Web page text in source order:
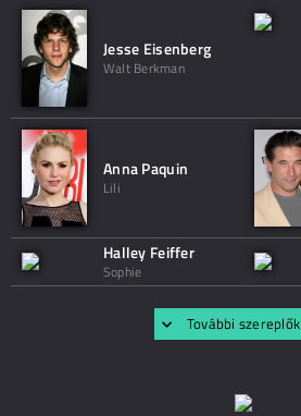
Jesse Eisenberg
Walt Berkman
Anna Paquin
Lili
Halley Feiffer
Sophie
További szereplők